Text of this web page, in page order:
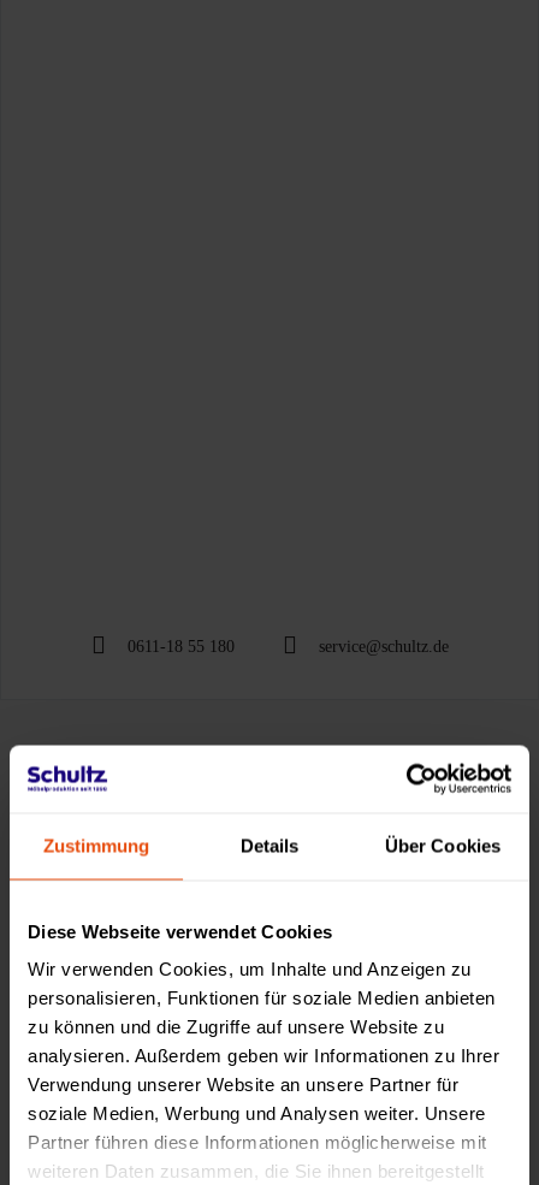
Zustimmung Details Über Cookies
Diese Webseite verwendet Cookies
Wir verwenden Cookies, um Inhalte und Anzeigen zu
personalisieren, Funktionen für soziale Medien anbieten
zu können und die Zugriffe auf unsere Website zu
analysieren. Außerdem geben wir Informationen zu Ihrer
Verwendung unserer Website an unsere Partner für
soziale Medien, Werbung und Analysen weiter. Unsere
Partner führen diese Informationen möglicherweise mit
weiteren Daten zusammen, die Sie ihnen bereitgestellt
0611-18 55 180 service@schultz.de